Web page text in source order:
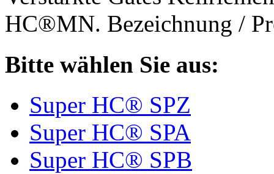
HC®MN. Bezeichnung /
Bitte wählen Sie aus:
Super HC® SPZ
Super HC® SPA
Super HC® SPB